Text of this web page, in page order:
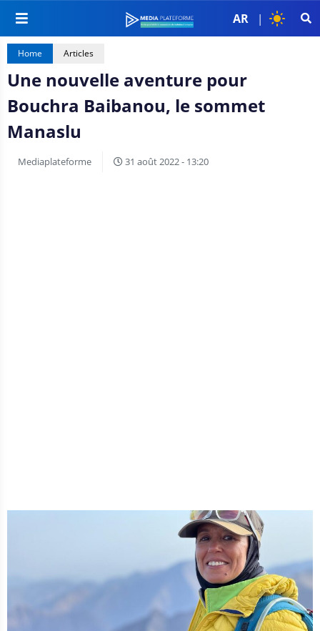
AR |
Home Articles
Une nouvelle aventure pour
Bouchra Baibanou, le sommet
Manaslu
Mediaplateforme 31 août 2022 - 13:20